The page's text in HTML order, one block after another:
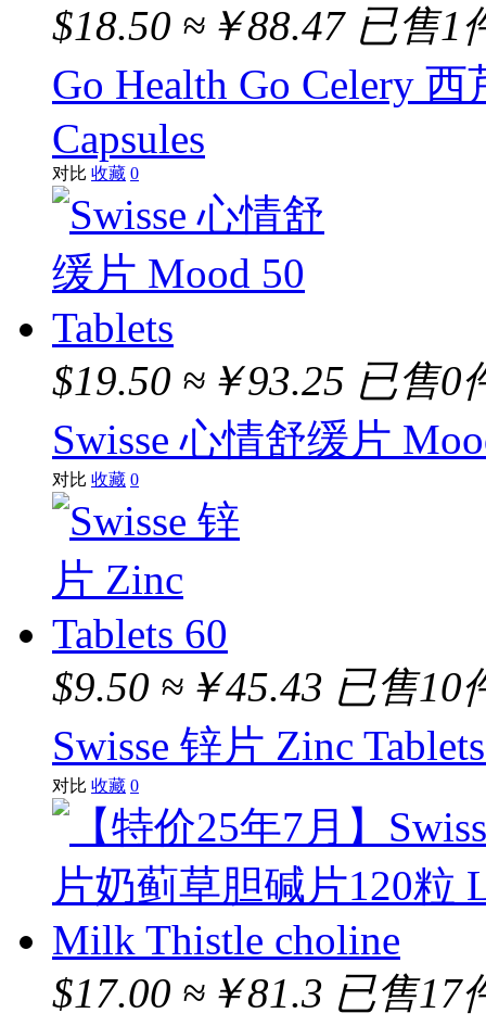
$18.50 ≈￥88.47 已售1
Go Health Go Celery
Capsules
对比 收藏 0
$19.50 ≈￥93.25 已售0
Swisse 心情舒缓片
对比 收藏 0
$9.50 ≈￥45.43 已售10
Swisse 锌片 Zinc
对比 收藏 0
$17.00 ≈￥81.3 已售17